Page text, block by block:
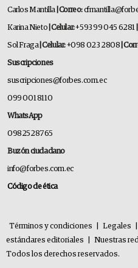
Carlos Mantilla | Correo:
Karina Nieto | Celular:+593 99 045 6281
Sol Fraga | Celular:+098 023 2808 |
Suscripciones
suscripciones@forbes.com.ec
099 001 8110
WhatsApp
0982528765
Buzón ciudadano
info@forbes.com.ec
Código de ética
Términos y condiciones Legales
estándares editoriales
Nuestras
Todos los derechos reservados.